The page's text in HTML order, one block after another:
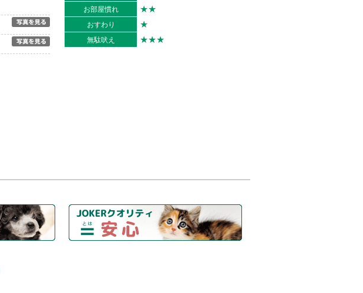
お部屋慣れ ★★
おすわり ★
無駄吠え ★★★